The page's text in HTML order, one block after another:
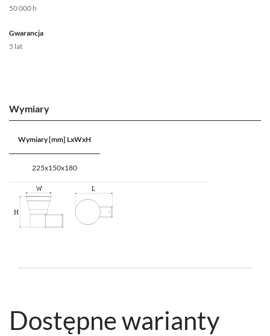
50 000 h
Gwarancja
5 lat
Wymiary
Wymiary [mm] LxWxH
225x150x180
Dostępne warianty